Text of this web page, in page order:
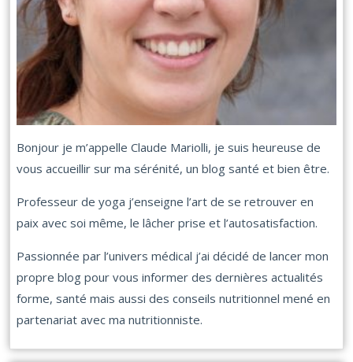
Bonjour je m’appelle Claude Mariolli, je suis heureuse de
vous accueillir sur ma sérénité, un blog santé et bien être.
Professeur de yoga j’enseigne l’art de se retrouver en
paix avec soi même, le lâcher prise et l’autosatisfaction.
Passionnée par l’univers médical j’ai décidé de lancer mon
propre blog pour vous informer des dernières actualités
forme, santé mais aussi des conseils nutritionnel mené en
partenariat avec ma nutritionniste.